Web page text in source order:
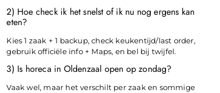
2) Hoe check ik het snelst of ik nu nog ergens kan
eten?
Kies 1 zaak + 1 backup, check keukentijd/last order,
gebruik officiële info + Maps, en bel bij twijfel.
3) Is horeca in Oldenzaal open op zondag?
Vaak wel, maar het verschilt per zaak en sommige